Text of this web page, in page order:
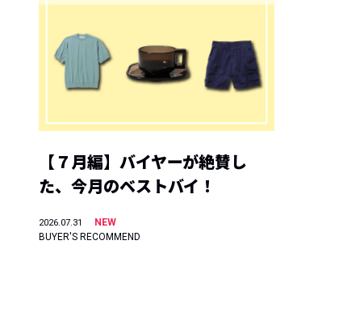
【７月編】バイヤーが絶賛し
た、今月のベストバイ！
2026.07.31
NEW
BUYER'S RECOMMEND